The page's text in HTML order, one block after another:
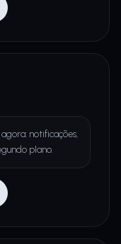
notificações,
plano.